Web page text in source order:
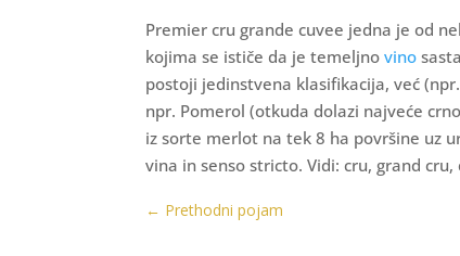
Premier cru grande cuvee jedna je od
kojima se ističe da je temeljnovino
postoji jedinstvena klasifikacija, već
npr. Pomerol (otkuda dolazi najveće
iz sorte merlot na tek 8 ha površine uz
vina in senso stricto. Vidi: cru, grand
← Prethodni pojam